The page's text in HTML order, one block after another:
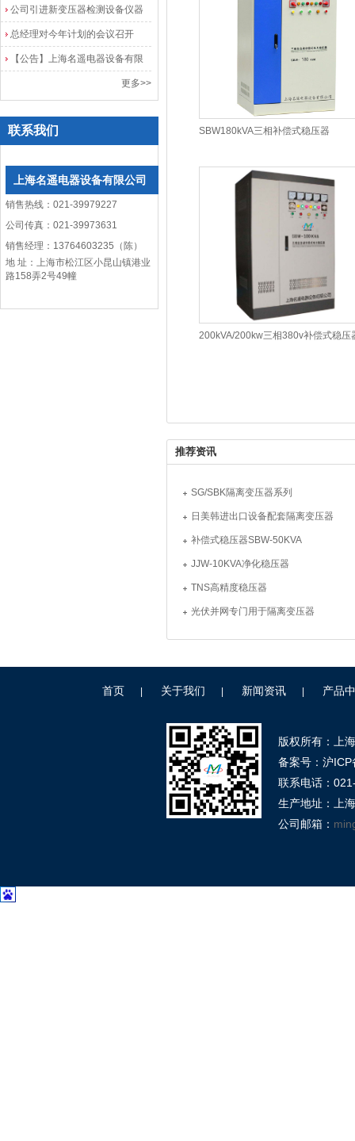
公司引进新变压器检测设备仪器
总经理对今年计划的会议召开
【公告】上海名遥电器设备有限
更多>>
联系我们
上海名遥电器设备有限公司
销售热线：021-39979227
公司传真：021-39973631
销售经理：13764603235（陈）
地 址：上海市松江区小昆山镇港业
路158弄2号49幢
SBW180kVA三相补偿式稳压器
200kVA/200kw三相380v补偿式稳压
推荐资讯
SG/SBK隔离变压器系列
日美韩进出口设备配套隔离变压器
补偿式稳压器SBW-50KVA
JJW-10KVA净化稳压器
TNS高精度稳压器
光伏并网专门用于隔离变压器
首页 关于我们 新闻资讯 产品
版权所有：上
备案号：沪
联系电话：
生产地址：上
公司邮箱：